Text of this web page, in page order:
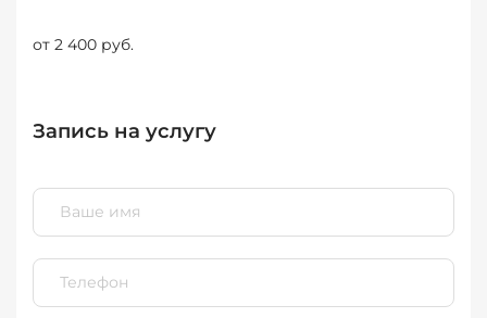
от 2 400 руб.
Запись на услугу